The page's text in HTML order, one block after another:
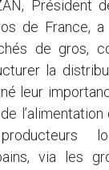
Président
de France,
de gros,
la
leur
via les